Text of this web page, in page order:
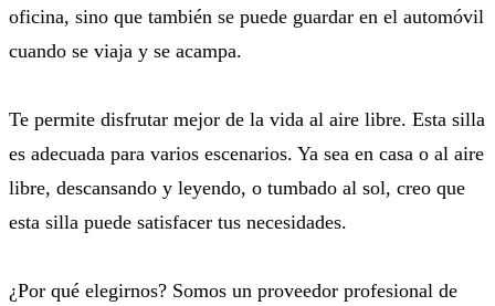
oficina, sino que también se puede guardar en el automóvil
cuando se viaja y se acampa.
Te permite disfrutar mejor de la vida al aire libre. Esta silla
es adecuada para varios escenarios. Ya sea en casa o al aire
libre, descansando y leyendo, o tumbado al sol, creo que
esta silla puede satisfacer tus necesidades.
¿Por qué elegirnos? Somos un proveedor profesional de